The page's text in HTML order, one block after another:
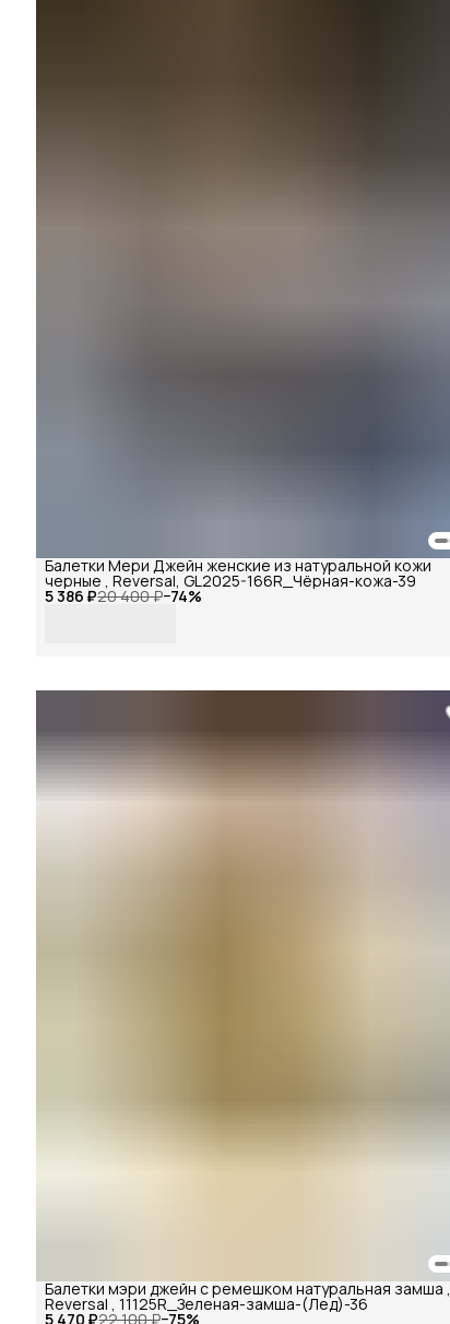
5 386 ₽20 400 ₽−74%
Балетки Мери Джейн женские из натуральной кожи
черные , Reversal, GL2025-166R_Чёрная-кожа-39
5 470 ₽22 100 ₽−75%
Балетки мэри джейн с ремешком натуральная замша ,
Reversal , 11125R_Зеленая-замша-(Лед)-36